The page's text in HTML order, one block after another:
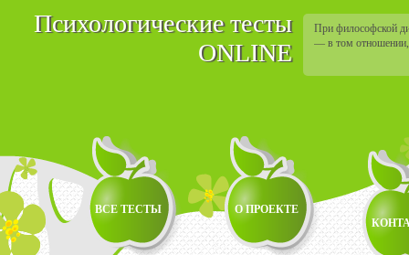
Психологические тесты
ONLINE
При философской
— в том отношении,
ВСЕ ТЕСТЫ
О ПРОЕКТЕ